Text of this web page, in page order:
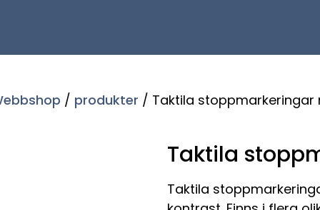
/ produkter / Taktila stoppmarkeringar
Taktila
Taktila